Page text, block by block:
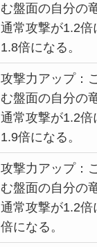
む盤面の自分の
通常攻撃が1.2
1.8倍になる。
攻撃力アップ：
む盤面の自分の
通常攻撃が1.2
1.9倍になる。
攻撃力アップ：
む盤面の自分の
通常攻撃が1.2倍
倍になる。